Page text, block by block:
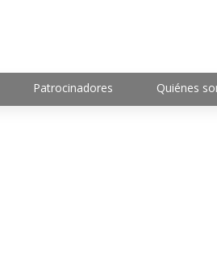
Patrocinadores Quiénes